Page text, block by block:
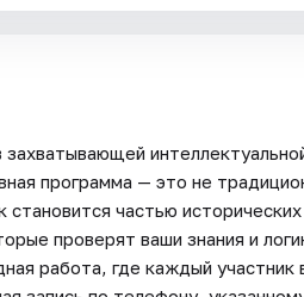
захватывающей
программа — это не
становится частью
проверят ваши знания и
работа, где каждый участник